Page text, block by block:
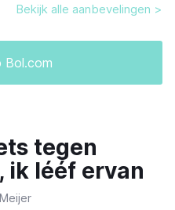
Bol.com
Bekijk alle aanbevelingen >
tegen
ik lééf ervan